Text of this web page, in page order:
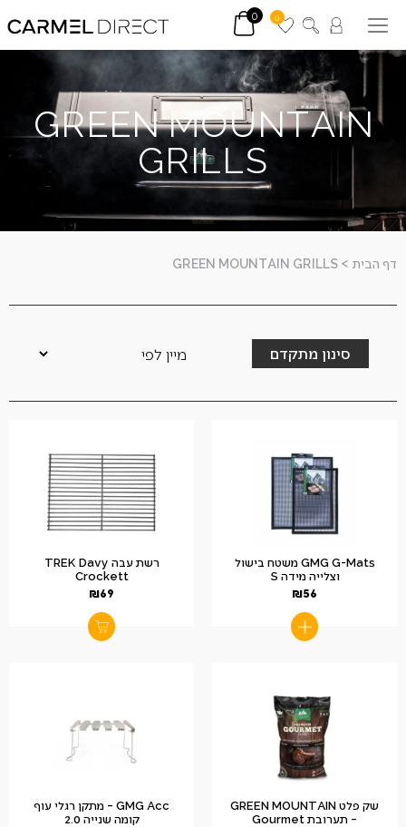
0
0
GREEN MOUNTAIN
GRILLS
דף הבית >
GREEN MOUNTAIN GRILLS
סינון מתקדם
GMG G-Mats משטח בישול
וצלייה מידה S
₪56
רשת עבה TREK Davy
Crockett
₪69
שק פלט GREEN MOUNTAIN
– תערובת Gourmet
GMG Acc – מתקן רגלי עוף
קומה שנייה 2.0